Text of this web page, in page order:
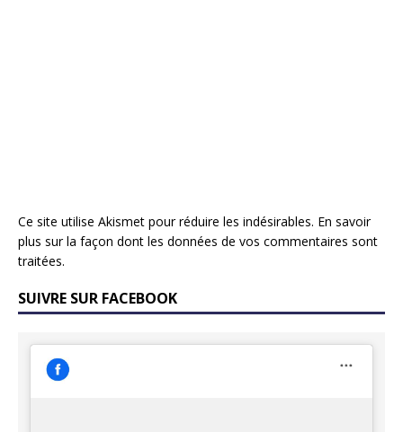
Ce site utilise Akismet pour réduire les indésirables. En savoir
plus sur la façon dont les données de vos commentaires sont
traitées.
SUIVRE SUR FACEBOOK